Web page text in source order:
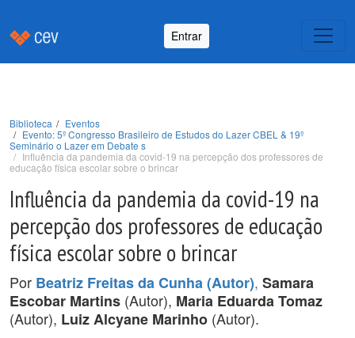
Entrar
Biblioteca
Eventos
Evento: 5º Congresso Brasileiro de Estudos do Lazer CBEL & 19º
Seminário o Lazer em Debate s
Influência da pandemia da covid-19 na percepção dos professores de
educação física escolar sobre o brincar
Influência da pandemia da covid-19 na
percepção dos professores de educação
física escolar sobre o brincar
Por Beatriz Freitas da Cunha (Autor), Samara
Escobar Martins (Autor), Maria Eduarda Tomaz
(Autor), Luiz Alcyane Marinho (Autor).